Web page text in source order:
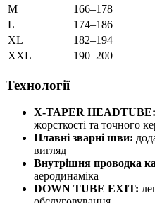
M
166–178
L
174–186
XL
182–194
XXL
190–200
Технології
X-TAPER HEADTUBE:
жорсткості та точного
Плавні зварні шви:
вигляд
Внутрішня проводка
аеродинаміка
DOWN TUBE EXIT: